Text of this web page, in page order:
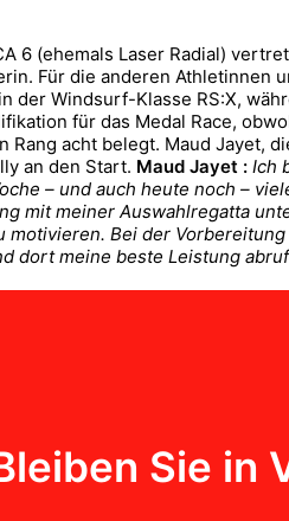
6 (ehemals Laser Radial)
Für die anderen Athletinnen
der Windsurf-Klasse RS:X,
für das Medal Race,
acht belegt. Maud
an den Start. Maud Jayet : Ich
– und auch heute noch –
mit meiner Auswahlregatta
Bei der
dort meine beste Leistung
Sie in